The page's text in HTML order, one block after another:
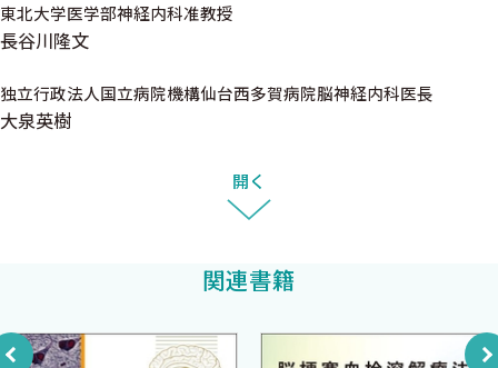
で運動機能を維持して失職を免れたり，精神症状を安定化して家
庭生活を平穏に送れる様にできた症例をこれまで少なからず経験
してきました．反面，適切な診断がなされず適切な治療が施され
ないと社会生活を継続できなくなり，さらには生命予後も悪化し
意すべき代表的疾患であるといえるでしょう．
そこで本書ではパーキンソン病を含む運動障害疾患を必ずしも専
とする研修医の方々を主な対象に，パーキンソン病の病態と診
断，そしてその治療法までわかりやすく解説することを試みまし
記載することで我々の行っている日常診療を再現できるように心
A. ドパミン系薬剤の開発
B. L-ドパ
D. ドパミンアゴニスト（DA）
E. MAO-B（monoamine oxidase-B）阻害薬
■2．非ドパミン系薬剤 〈谷口さやか，武田 篤〉
C. ゾニサミド（トレリーフⓇ）
E. アデノシン受容体拮抗薬
東北大学医学部神経内科准教授
長谷川隆文
独立行政法人国立病院機構仙台西多賀病院脳神経内科医長
大泉英樹
開く
関連書籍